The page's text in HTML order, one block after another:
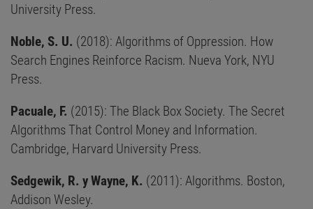
University Press.
Noble, S. U. (2018): Algorithms of Oppression. How
Search Engines Reinforce Racism. Nueva York, NYU
Press.
Pacuale, F. (2015): The Black Box Society. The Secret
Algorithms That Control Money and Information.
Cambridge, Harvard University Press.
Sedgewik, R. y Wayne, K. (2011): Algorithms. Boston,
Addison Wesley.